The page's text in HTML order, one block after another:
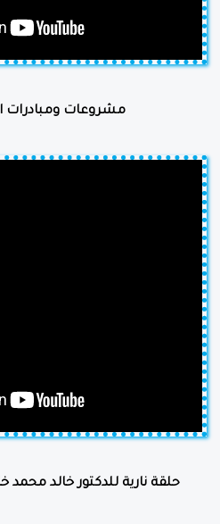
مشروعات ومبادرات
حلقة نارية للدكتور خالد